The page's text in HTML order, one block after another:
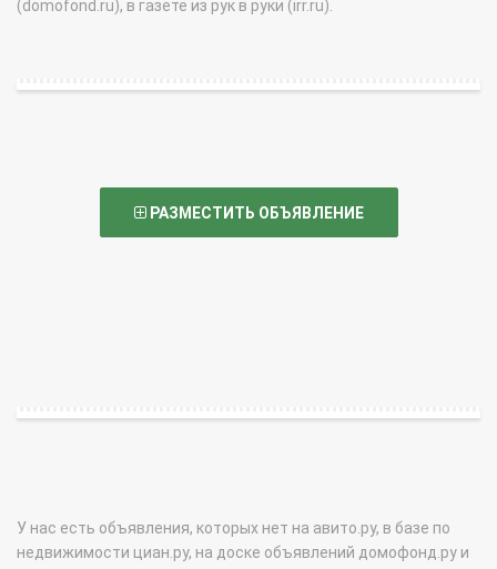
(domofond.ru), в газете из рук в руки (irr.ru).
РАЗМЕСТИТЬ ОБЪЯВЛЕНИЕ
У нас есть объявления, которых нет на авито.ру, в базе по
недвижимости циан.ру, на доске объявлений домофонд.ру и